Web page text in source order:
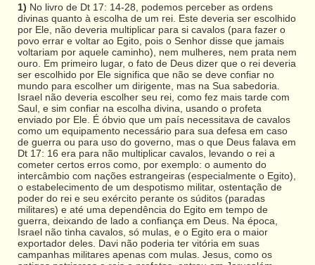
1) No livro de Dt 17: 14-28, podemos perceber as ordens
divinas quanto à escolha de um rei. Este deveria ser escolhido
por Ele, não deveria multiplicar para si cavalos (para fazer o
povo errar e voltar ao Egito, pois o Senhor disse que jamais
voltariam por aquele caminho), nem mulheres, nem prata nem
ouro. Em primeiro lugar, o fato de Deus dizer que o rei deveria
ser escolhido por Ele significa que não se deve confiar no
mundo para escolher um dirigente, mas na Sua sabedoria.
Israel não deveria escolher seu rei, como fez mais tarde com
Saul, e sim confiar na escolha divina, usando o profeta
enviado por Ele. É óbvio que um país necessitava de cavalos
como um equipamento necessário para sua defesa em caso
de guerra ou para uso do governo, mas o que Deus falava em
Dt 17: 16 era para não multiplicar cavalos, levando o rei a
cometer certos erros como, por exemplo: o aumento do
intercâmbio com nações estrangeiras (especialmente o Egito),
o estabelecimento de um despotismo militar, ostentação de
poder do rei e seu exército perante os súditos (paradas
militares) e até uma dependência do Egito em tempo de
guerra, deixando de lado a confiança em Deus. Na época,
Israel não tinha cavalos, só mulas, e o Egito era o maior
exportador deles. Davi não poderia ter vitória em suas
campanhas militares apenas com mulas. Jesus, como os